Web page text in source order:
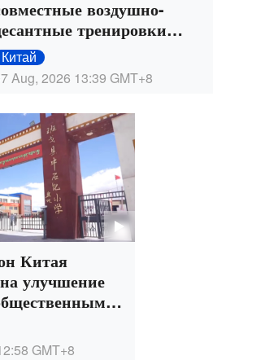
воздушно-
тренировки
2026" в Хубэе
Aug, 2026 13:39 GMT+8
Китай
Китая
улучшение
группGMT+8